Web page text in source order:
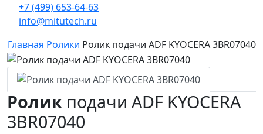
+7 (499) 653-64-63
info@mitutech.ru
Главная Ролики Ролик подачи ADF KYOCERA 3BR07040
Ролик подачи ADF KYOCERA
3BR07040